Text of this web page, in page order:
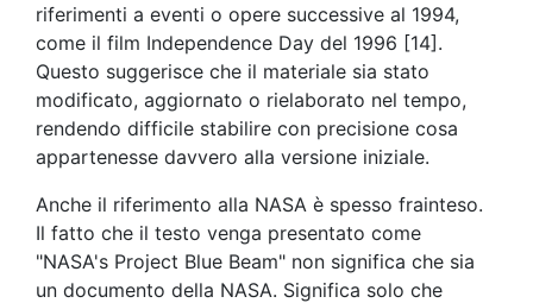
riferimenti a eventi o opere successive al 1994,
come il film Independence Day del 1996 [14].
Questo suggerisce che il materiale sia stato
modificato, aggiornato o rielaborato nel tempo,
rendendo difficile stabilire con precisione cosa
appartenesse davvero alla versione iniziale.
Anche il riferimento alla NASA è spesso frainteso.
Il fatto che il testo venga presentato come
"NASA's Project Blue Beam" non significa che sia
un documento della NASA. Significa solo che